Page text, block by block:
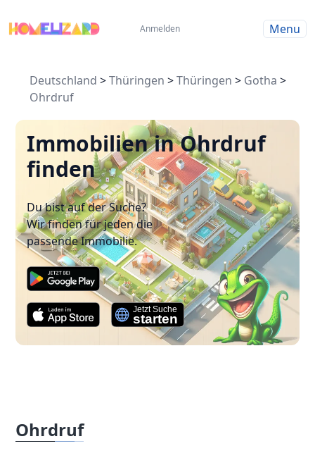
Anmelden Menu
Deutschland >Thüringen >Thüringen > Gotha >
Ohrdruf
Immobilien in Ohrdruf
finden
Du bist auf der Suche?
Wir finden für jeden die
passende Immobilie.
Ohrdruf